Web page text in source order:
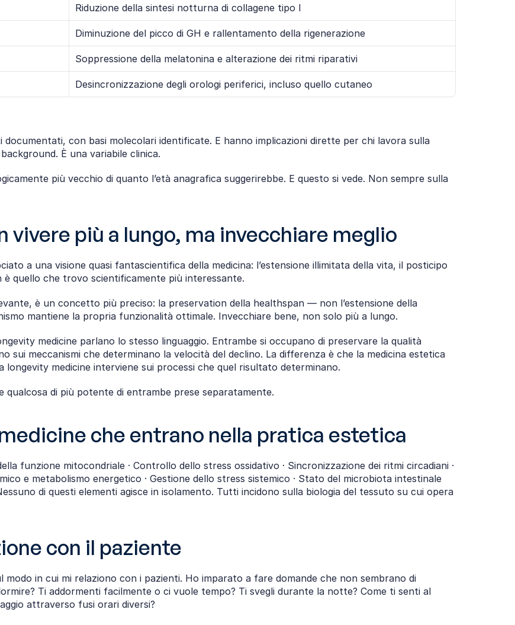
Riduzione della sintesi notturna di collagene tipo I
Diminuzione del picco di GH e rallentamento della rigenerazione
Soppressione della melatonina e alterazione dei ritmi riparativi
Desincronizzazione degli orologi periferici, incluso quello cutaneo
con basi molecolari identificate. E hanno implicazioni dirette per chi lavora sulla
È una variabile clinica.
più vecchio di quanto l’età anagrafica suggerirebbe. E questo si vede. Non sempre sulla
vivere più a lungo, ma invecchiare meglio
a una visione quasi fantascientifica della medicina: l’estensione illimitata della vita, il posticipo
quello che trovo scientificamente più interessante.
è un concetto più preciso: la preservation della healthspan — non l’estensione della
mantiene la propria funzionalità ottimale. Invecchiare bene, non solo più a lungo.
medicine parlano lo stesso linguaggio. Entrambe si occupano di preservare la qualità
sui meccanismi che determinano la velocità del declino. La differenza è che la medicina estetica
medicine interviene sui processi che quel risultato determinano.
di più potente di entrambe prese separatamente.
che entrano nella pratica estetica
funzione mitocondriale · Controllo dello stress ossidativo · Sincronizzazione dei ritmi circadiani ·
e metabolismo energetico · Gestione dello stress sistemico · Stato del microbiota intestinale
di questi elementi agisce in isolamento. Tutti incidono sulla biologia del tessuto su cui opera
con il paziente
in cui mi relaziono con i pazienti. Ho imparato a fare domande che non sembrano di
Ti addormenti facilmente o ci vuole tempo? Ti svegli durante la notte? Come ti senti al
attraverso fusi orari diversi?